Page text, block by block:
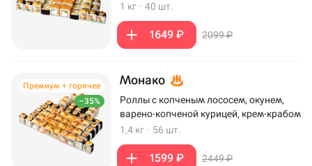
1 кг · 40 шт.
1649 ₽ 2099 ₽
–35%
Премиум + горячее Монако
Роллы с копченым лососем, окунем,
варено-копченой курицей, крем-крабом
1,4 кг · 56 шт.
1599 ₽ 2449 ₽